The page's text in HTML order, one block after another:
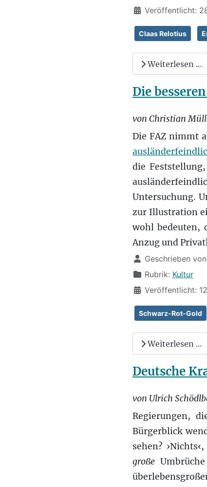
Veröffentlicht:
Claas Relotius
Weiterlesen …
Die
von Christian
Die FAZ nimmt
die
Untersuchung.
zur Illustration
wohl bedeuten,
Anzug und
DetailsGeschrieben
Rubrik: Kultur
Veröffentlicht:
Schwarz-Rot-Gold
Weiterlesen …
Deutsche
von Ulrich
Regierungen,
Bürgerblick
sehen?
große